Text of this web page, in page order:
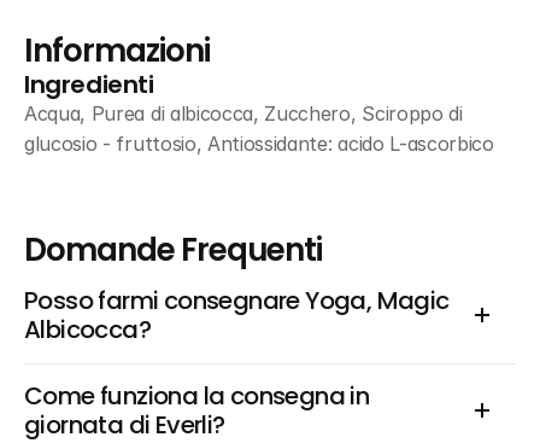
Informazioni
Ingredienti
Acqua, Purea di albicocca, Zucchero, Sciroppo di
glucosio - fruttosio, Antiossidante: acido L-ascorbico
Domande Frequenti
Posso farmi consegnare Yoga, Magic
Albicocca?
Come funziona la consegna in
giornata di Everli?